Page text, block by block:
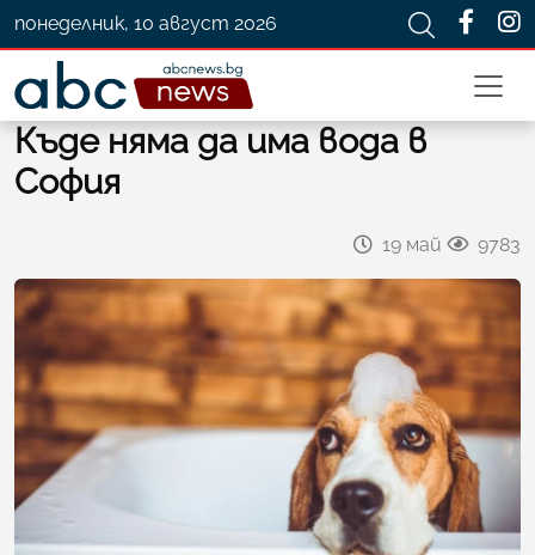
понеделник, 10 август 2026
Къде няма да има вода в
София
19 май 9783